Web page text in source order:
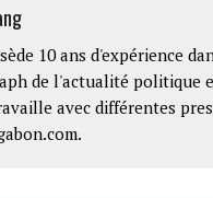
10 ans d'expérience
de l'actualité politique
avec différentes